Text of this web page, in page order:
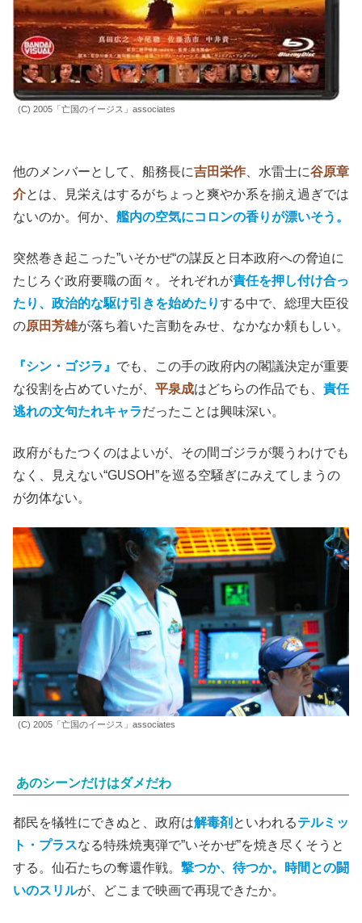
(C) 2005「亡国のイージス」associates
他のメンバーとして、船務長に吉田栄作、水雷士に谷原章
介とは、見栄えはするがちょっと爽やか系を揃え過ぎでは
ないのか。何か、 艦内の空気にコロンの香りが漂いそう。
突然巻き起こった”いそかぜ“の謀反と日本政府への脅迫に
たじろぐ政府要職の面々。それぞれが責任を押し付け合っ
たり、政治的な駆け引きを始めたりする中で、総理大臣役
の原田芳雄が落ち着いた言動をみせ、なかなか頼もしい。
『シン・ゴジラ』 でも、この手の政府内の閣議決定が重要
な役割を占めていたが、 平泉成はどちらの作品でも、 責任
逃れの文句たれキャラだったことは興味深い。
政府がもたつくのはよいが、その間ゴジラが襲うわけでも
なく、見えない“GUSOH”を巡る空騒ぎにみえてしまうの
が勿体ない。
(C) 2005「亡国のイージス」associates
あのシーンだけはダメだわ
都民を犠牲にできぬと、政府は解毒剤 といわれるテルミッ
ト・プラスなる特殊焼夷弾で”いそかぜ”を焼き尽くそうと
する。仙石たちの奪還作戦。 撃つか、待つか。時間との闘
いのスリルが、どこまで映画で再現できたか。